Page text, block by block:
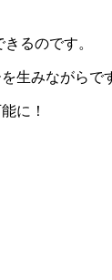
るのです。
生みながらで
に！